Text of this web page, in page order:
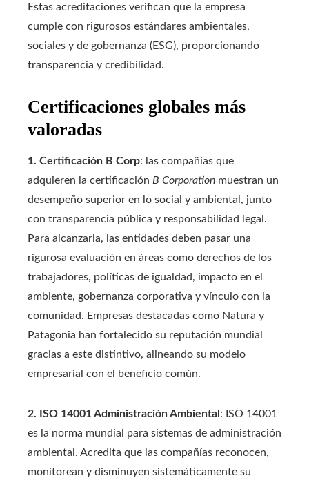
Estas acreditaciones verifican que la empresa
cumple con rigurosos estándares ambientales,
sociales y de gobernanza (ESG), proporcionando
transparencia y credibilidad.
Certificaciones globales más
valoradas
1. Certificación B Corp: las compañías que
adquieren la certificación B Corporation muestran un
desempeño superior en lo social y ambiental, junto
con transparencia pública y responsabilidad legal.
Para alcanzarla, las entidades deben pasar una
rigurosa evaluación en áreas como derechos de los
trabajadores, políticas de igualdad, impacto en el
ambiente, gobernanza corporativa y vínculo con la
comunidad. Empresas destacadas como Natura y
Patagonia han fortalecido su reputación mundial
gracias a este distintivo, alineando su modelo
empresarial con el beneficio común.
2. ISO 14001 Administración Ambiental : ISO 14001
es la norma mundial para sistemas de administración
ambiental. Acredita que las compañías reconocen,
monitorean y disminuyen sistemáticamente su